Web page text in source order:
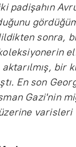
padişahın
sonra,
bir
En son
Gazi'nin